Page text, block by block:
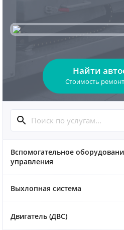
Найти
Стоимость
Вспомогательное
управления
Выхлопная система
Двигатель (ДВС)